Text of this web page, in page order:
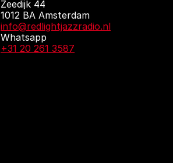
Zeedijk 44
1012 BA Amsterdam
info@redlightjazzradio.nl
Whatsapp
+31 20 261 3587